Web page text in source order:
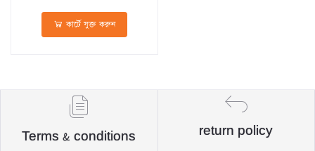
কার্টে যুক্ত করুন
Terms & conditions return policy